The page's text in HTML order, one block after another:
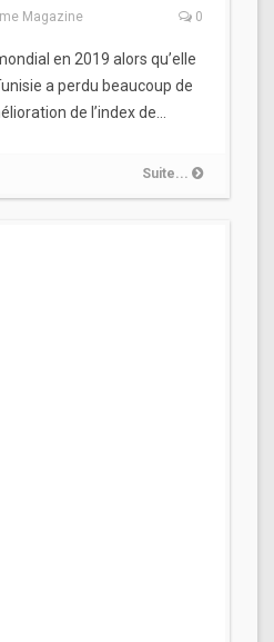
Magazine 0
en 2019 alors qu’elle
a perdu beaucoup de
de l’index de…
Suite...